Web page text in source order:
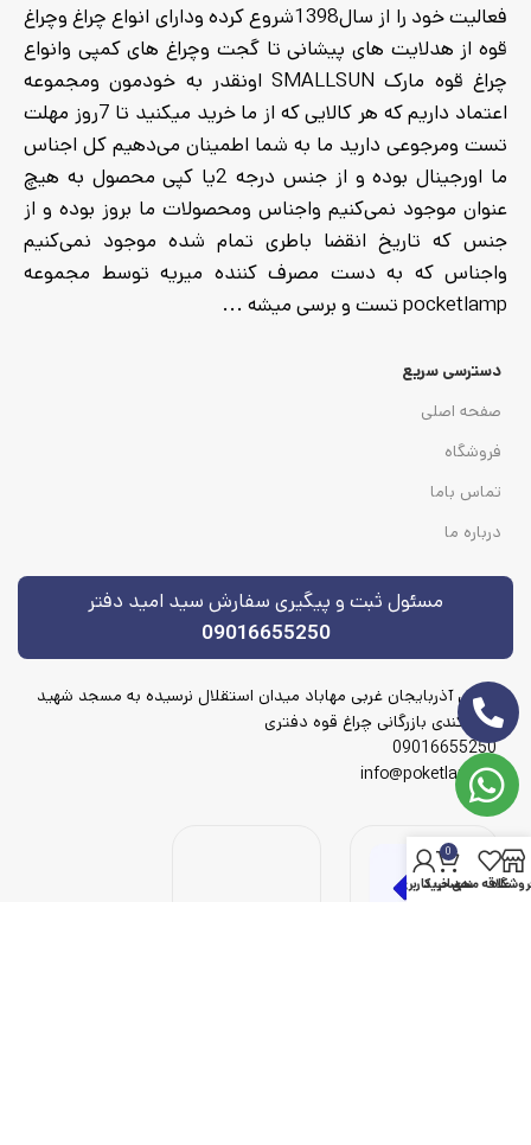
فعالیت خود را از سال1398شروع کرده ودارای انواع چراغ وچراغ
قوه از هدلایت های پیشانی تا گجت وچراغ های کمپی وانواع
چراغ قوه مارک SMALLSUN اونقدر به خودمون ومجموعه
اعتماد داریم که هر کالایی که از ما خرید میکنید تا 7روز مهلت
تست ومرجوعی دارید ما به شما اطمینان می‌دهیم کل اجناس
ما اورجینال بوده و از جنس درجه 2یا کپی محصول به هیچ
عنوان موجود نمی‌کنیم واجناس ومحصولات ما بروز بوده و از
جنس که تاریخ انقضا باطری تمام شده موجود نمی‌کنیم
واجناس که به دست مصرف کننده میریه توسط مجموعه
pocketlamp تست و برسی میشه ...
دسترسی سریع
صفحه اصلی
فروشگاه
تماس باما
درباره ما
مسئول ثبت و پیگیری سفارش سید امید دفتر
09016655250
آدرس آذربایجان غربی مهاباد میدان استقلال نرسیده به مسجد شهید
شهریکندی بازرگانی چراغ قوه دفتری
09016655250
info@poketlamp.ir
علاقه مندی
0
سبد خرید
حساب کاربری من